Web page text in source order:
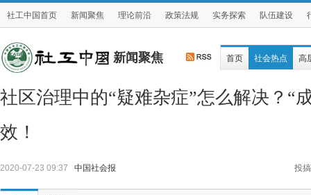
社工中国首页 新闻聚焦 理论前沿 政策法规 实务探索 队伍建设
新闻聚焦 首页 社会热点 高
社区治理中的“疑难杂症”怎么解决？“
效！
2020-07-23 09:37 中国社会报 投搞